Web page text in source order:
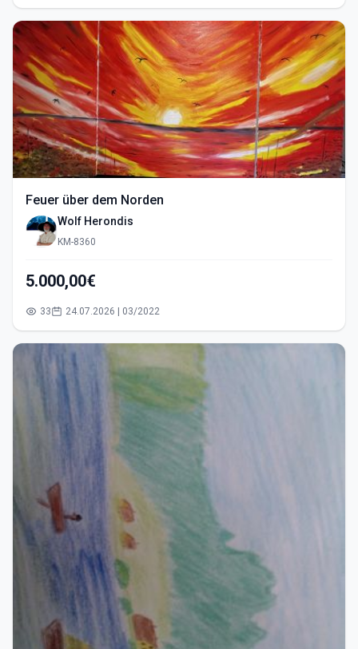
Feuer über dem Norden
Wolf Herondis
KM-8360
5.000,00€
33 24.07.2026 | 03/2022